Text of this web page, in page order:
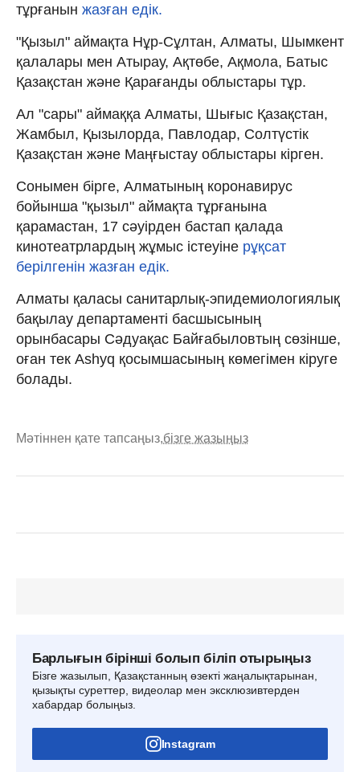
тұрғанын жазған едік.
"Қызыл" аймақта Нұр-Сұлтан, Алматы, Шымкент
қалалары мен Атырау, Ақтөбе, Ақмола, Батыс
Қазақстан және Қарағанды облыстары тұр.
Ал "сары" аймаққа Алматы, Шығыс Қазақстан,
Жамбыл, Қызылорда, Павлодар, Солтүстік
Қазақстан және Маңғыстау облыстары кірген.
Сонымен бірге, Алматының коронавирус
бойынша "қызыл" аймақта тұрғанына
қарамастан, 17 сәуірден бастап қалада
кинотеатрлардың жұмыс істеуіне рұқсат
берілгенін жазған едік.
Алматы қаласы санитарлық-эпидемиологиялық
бақылау департаменті басшысының
орынбасары Сәдуақас Байғабыловтың сөзінше,
оған тек Ashyq қосымшасының көмегімен кіруге
болады.
Мәтіннен қате тапсаңыз,бізге жазыңыз
Барлығын бірінші болып біліп отырыңыз
Бізге жазылып, Қазақстанның өзекті жаңалықтарынан,
қызықты суреттер, видеолар мен эксклюзивтерден
хабардар болыңыз.
Instagram